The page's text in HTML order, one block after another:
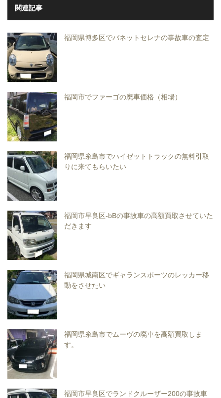
関連記事
福岡県博多区でバネットセレナの事故車の査定
福岡市でファーゴの廃車価格（相場）
福岡県糸島市でハイゼットトラックの無料引取
りに来てもらいたい
福岡市早良区-bBの事故車の高額買取させていた
だきます
福岡県城南区でギャランスポーツのレッカー移
動をさせたい
福岡県糸島市でムーヴの廃車を高額買取しま
す。
福岡市早良区でランドクルーザー200の事故車